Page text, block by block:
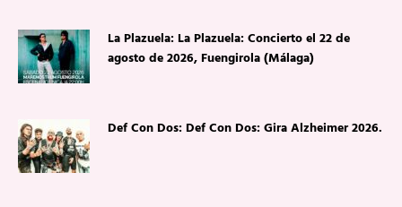
La Plazuela: La Plazuela: Concierto el 22 de
agosto de 2026, Fuengirola (Málaga)
Def Con Dos: Def Con Dos: Gira Alzheimer 2026.